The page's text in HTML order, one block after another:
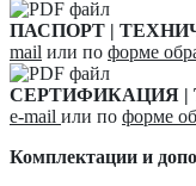
ПАСПОРТ |
mail или по форме
СЕРТИФИКАЦИЯ
e-mail или по форме
Комплектации и